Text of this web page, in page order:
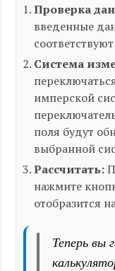
Проверка
введенные
Система
имперской
поля будут
выбранной
Рассчитать:
нажмите
отобразится
Теперь вы